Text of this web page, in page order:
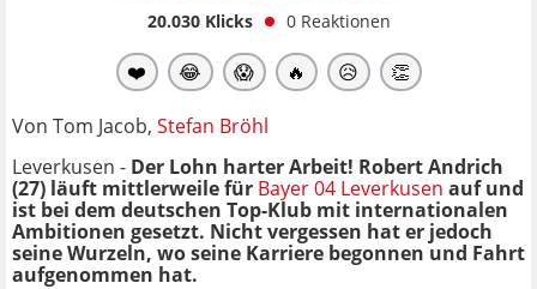
20.030Klicks 0 Reaktionen
❤️ 😂 😱 🔥 😥 👏
Von Tom Jacob, Stefan Bröhl
Leverkusen - Der Lohn harter Arbeit! Robert Andrich
(27) läuft mittlerweile für Bayer 04 Leverkusen auf und
ist bei dem deutschen Top-Klub mit internationalen
Ambitionen gesetzt. Nicht vergessen hat er jedoch
seine Wurzeln, wo seine Karriere begonnen und Fahrt
aufgenommen hat.